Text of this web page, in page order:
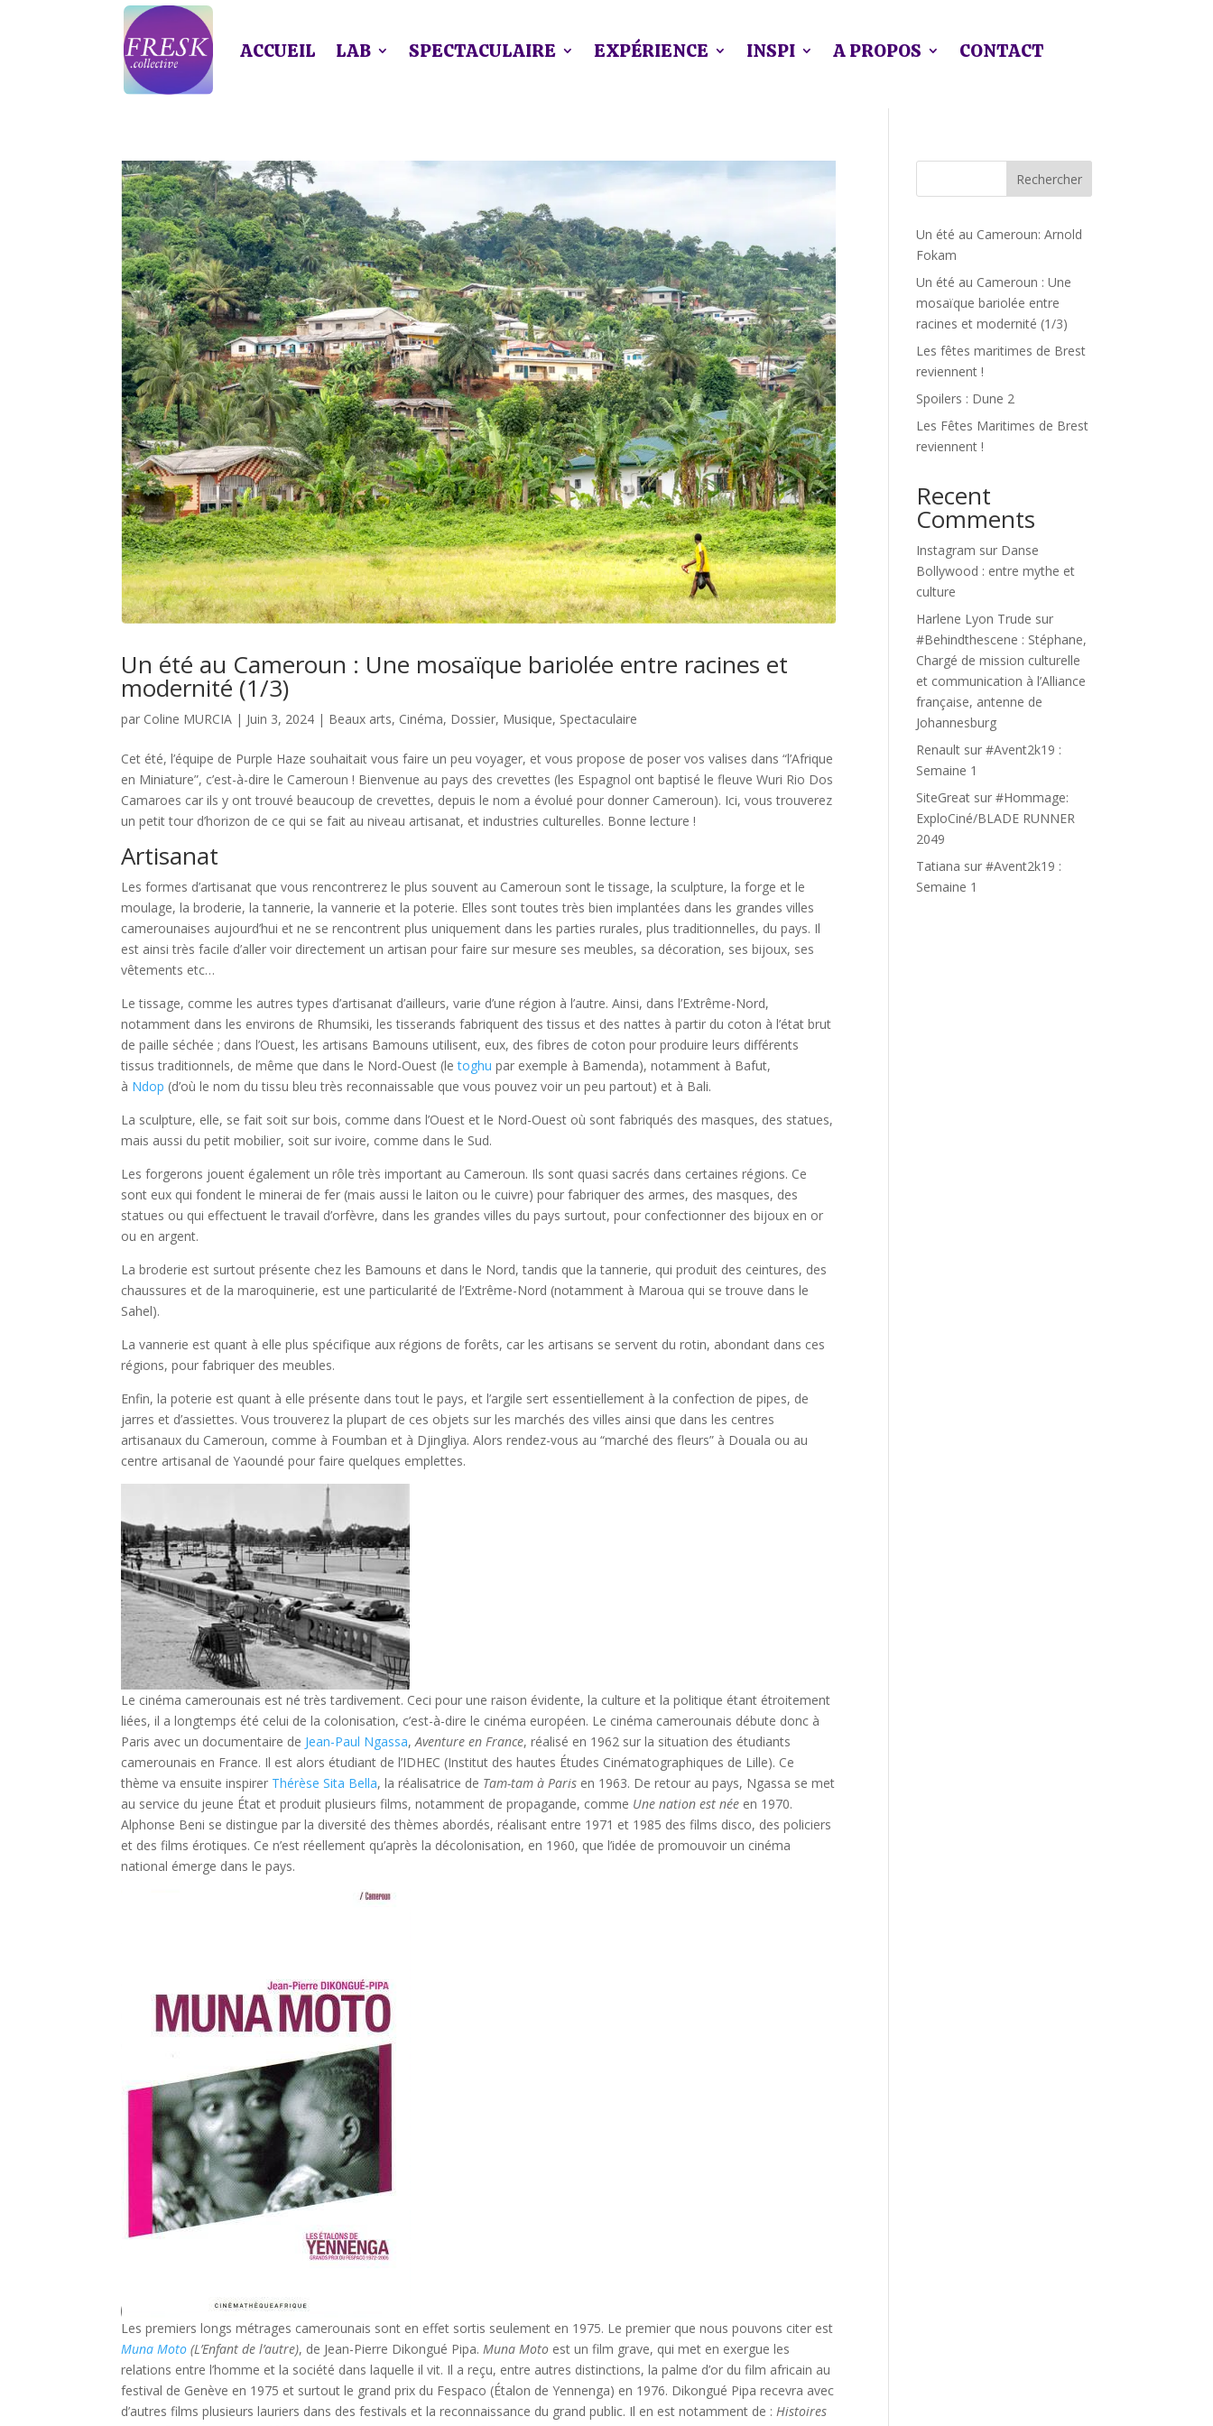
ACCUEIL LAB SPECTACULAIRE EXPÉRIENCE INSPI A PROPOS CONTACT
Un été au Cameroun : Une mosaïque bariolée entre racines et
modernité (1/3)
par Coline MURCIA | Juin 3, 2024 | Beaux arts, Cinéma, Dossier, Musique, Spectaculaire
Cet été, l’équipe de Purple Haze souhaitait vous faire un peu voyager, et vous propose de poser vos valises dans “l’Afrique
en Miniature”, c’est-à-dire le Cameroun ! Bienvenue au pays des crevettes (les Espagnol ont baptisé le fleuve Wuri Rio Dos
Camaroes car ils y ont trouvé beaucoup de crevettes, depuis le nom a évolué pour donner Cameroun). Ici, vous trouverez
un petit tour d’horizon de ce qui se fait au niveau artisanat, et industries culturelles. Bonne lecture !
Artisanat
Les formes d’artisanat que vous rencontrerez le plus souvent au Cameroun sont le tissage, la sculpture, la forge et le
moulage, la broderie, la tannerie, la vannerie et la poterie. Elles sont toutes très bien implantées dans les grandes villes
camerounaises aujourd’hui et ne se rencontrent plus uniquement dans les parties rurales, plus traditionnelles, du pays. Il
est ainsi très facile d’aller voir directement un artisan pour faire sur mesure ses meubles, sa décoration, ses bijoux, ses
vêtements etc…
Le tissage, comme les autres types d’artisanat d’ailleurs, varie d’une région à l’autre. Ainsi, dans l’Extrême-Nord,
notamment dans les environs de Rhumsiki, les tisserands fabriquent des tissus et des nattes à partir du coton à l’état brut
de paille séchée ; dans l’Ouest, les artisans Bamouns utilisent, eux, des fibres de coton pour produire leurs différents
tissus traditionnels, de même que dans le Nord-Ouest (letoghu par exemple à Bamenda), notamment à Bafut,
à Ndop (d’où le nom du tissu bleu très reconnaissable que vous pouvez voir un peu partout) et à Bali.
La sculpture, elle, se fait soit sur bois, comme dans l’Ouest et le Nord-Ouest où sont fabriqués des masques, des statues,
mais aussi du petit mobilier, soit sur ivoire, comme dans le Sud.
Les forgerons jouent également un rôle très important au Cameroun. Ils sont quasi sacrés dans certaines régions. Ce
sont eux qui fondent le minerai de fer (mais aussi le laiton ou le cuivre) pour fabriquer des armes, des masques, des
statues ou qui effectuent le travail d’orfèvre, dans les grandes villes du pays surtout, pour confectionner des bijoux en or
ou en argent.
La broderie est surtout présente chez les Bamouns et dans le Nord, tandis que la tannerie, qui produit des ceintures, des
chaussures et de la maroquinerie, est une particularité de l’Extrême-Nord (notamment à Maroua qui se trouve dans le
Sahel).
La vannerie est quant à elle plus spécifique aux régions de forêts, car les artisans se servent du rotin, abondant dans ces
régions, pour fabriquer des meubles.
Enfin, la poterie est quant à elle présente dans tout le pays, et l’argile sert essentiellement à la confection de pipes, de
jarres et d’assiettes. Vous trouverez la plupart de ces objets sur les marchés des villes ainsi que dans les centres
artisanaux du Cameroun, comme à Foumban et à Djingliya. Alors rendez-vous au “marché des fleurs” à Douala ou au
centre artisanal de Yaoundé pour faire quelques emplettes.
Le cinéma camerounais est né très tardivement. Ceci pour une raison évidente, la culture et la politique étant étroitement
liées, il a longtemps été celui de la colonisation, c’est-à-dire le cinéma européen. Le cinéma camerounais débute donc à
Paris avec un documentaire de Jean-Paul Ngassa,Aventure en France, réalisé en 1962 sur la situation des étudiants
camerounais en France. Il est alors étudiant de l’IDHEC (Institut des hautes Études Cinématographiques de Lille). Ce
thème va ensuite inspirer Thérèse Sita Bella, la réalisatrice de Tam-tam à Paris en 1963. De retour au pays, Ngassa se met
au service du jeune État et produit plusieurs films, notamment de propagande, comme Une nation est née en 1970.
Alphonse Beni se distingue par la diversité des thèmes abordés, réalisant entre 1971 et 1985 des films disco, des policiers
et des films érotiques. Ce n’est réellement qu’après la décolonisation, en 1960, que l’idée de promouvoir un cinéma
national émerge dans le pays.
Les premiers longs métrages camerounais sont en effet sortis seulement en 1975. Le premier que nous pouvons citer est
Muna Moto (L’Enfant de l’autre), de Jean-Pierre Dikongué Pipa.Muna Moto est un film grave, qui met en exergue les
relations entre l’homme et la société dans laquelle il vit. Il a reçu, entre autres distinctions, la palme d’or du film africain au
festival de Genève en 1975 et surtout le grand prix du Fespaco (Étalon de Yennenga) en 1976. Dikongué Pipa recevra avec
d’autres films plusieurs lauriers dans des festivals et la reconnaissance du grand public. Il en est notamment de : Histoires
Rechercher
Un été au Cameroun: Arnold
Fokam
Un été au Cameroun : Une
mosaïque bariolée entre
racines et modernité (1/3)
Les fêtes maritimes de Brest
reviennent !
Spoilers : Dune 2
Les Fêtes Maritimes de Brest
reviennent !
Recent
Comments
Instagram sur Danse
Bollywood : entre mythe et
culture
Harlene Lyon Trude sur
#Behindthescene : Stéphane,
Chargé de mission culturelle
et communication à l’Alliance
française, antenne de
Johannesburg
Renault sur#Avent2k19 :
Semaine 1
SiteGreat sur#Hommage:
ExploCiné/BLADE RUNNER
2049
Tatiana sur#Avent2k19 :
Semaine 1